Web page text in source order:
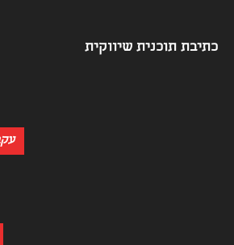
כתיבת תוכנית שיווקית